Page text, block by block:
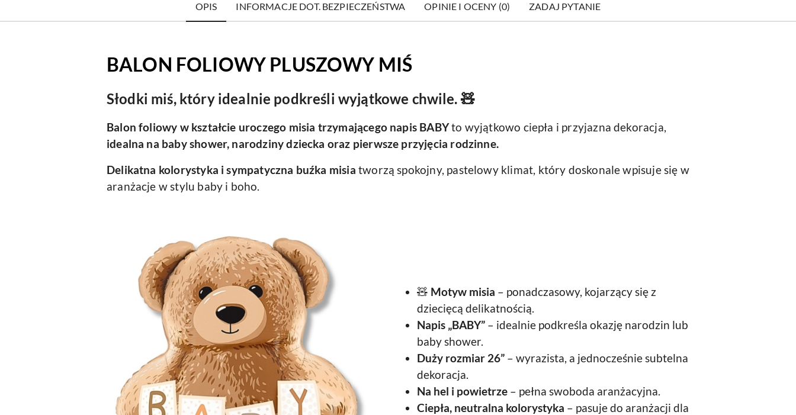
OPIS INFORMACJE DOT. BEZPIECZEŃSTWA OPINIE I OCENY (0) ZADAJ PYTANIE
BALON FOLIOWY PLUSZOWY MIŚ
Słodki miś, który idealnie podkreśli wyjątkowe chwile. 🧸
Balon foliowy w kształcie uroczego misia trzymającego napis BABYto wyjątkowo ciepła i przyjazna dekoracja,
idealna na baby shower, narodziny dziecka oraz pierwsze przyjęcia rodzinne.
Delikatna kolorystyka i sympatyczna buźka misia tworzą spokojny, pastelowy klimat, który doskonale wpisuje się w
aranżacje w stylu baby i boho.
🧸 Motyw misia – ponadczasowy, kojarzący się z
dziecięcą delikatnością.
Napis „BABY” – idealnie podkreśla okazję narodzin lub
baby shower.
Duży rozmiar 26” – wyrazista, a jednocześnie subtelna
dekoracja.
Na hel i powietrze – pełna swoboda aranżacyjna.
Ciepła, neutralna kolorystyka – pasuje do aranżacji dla